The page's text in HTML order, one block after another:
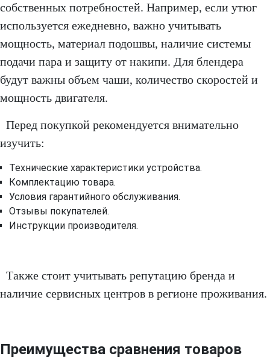
собственных потребностей. Например, если утюг
используется ежедневно, важно учитывать
мощность, материал подошвы, наличие системы
подачи пара и защиту от накипи. Для блендера
будут важны объем чаши, количество скоростей и
мощность двигателя.
Перед покупкой рекомендуется внимательно
изучить:
Технические характеристики устройства.
Комплектацию товара.
Условия гарантийного обслуживания.
Отзывы покупателей.
Инструкции производителя.
Также стоит учитывать репутацию бренда и
наличие сервисных центров в регионе проживания.
Преимущества сравнения товаров